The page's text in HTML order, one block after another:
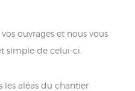
ouvrages et nous vous
simple de celui-ci.
les aléas du chantier